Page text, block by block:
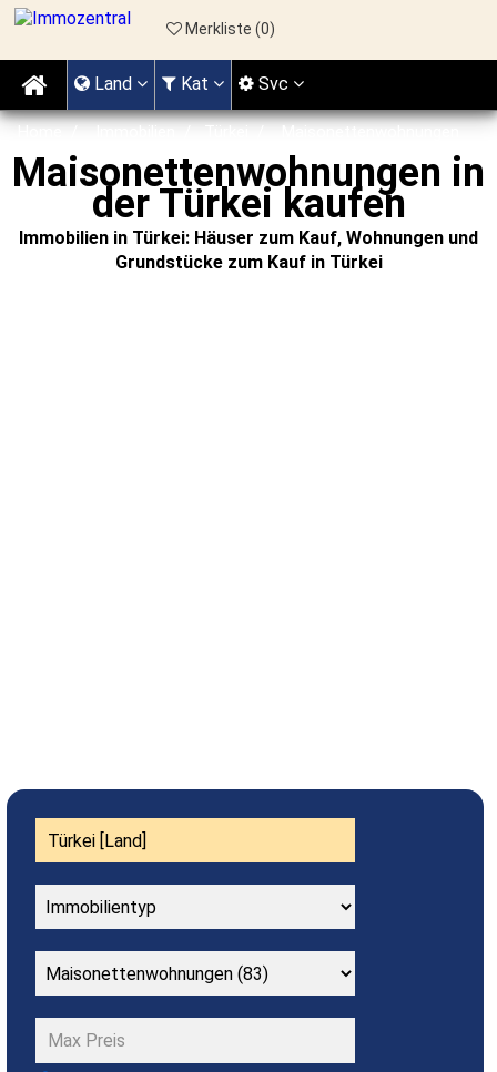
Maisonettenwohnungen in
der Türkei kaufen
Immobilien in Türkei: Häuser zum Kauf, Wohnungen und
Grundstücke zum Kauf in Türkei
Merkliste (0)
Land Kat Svc